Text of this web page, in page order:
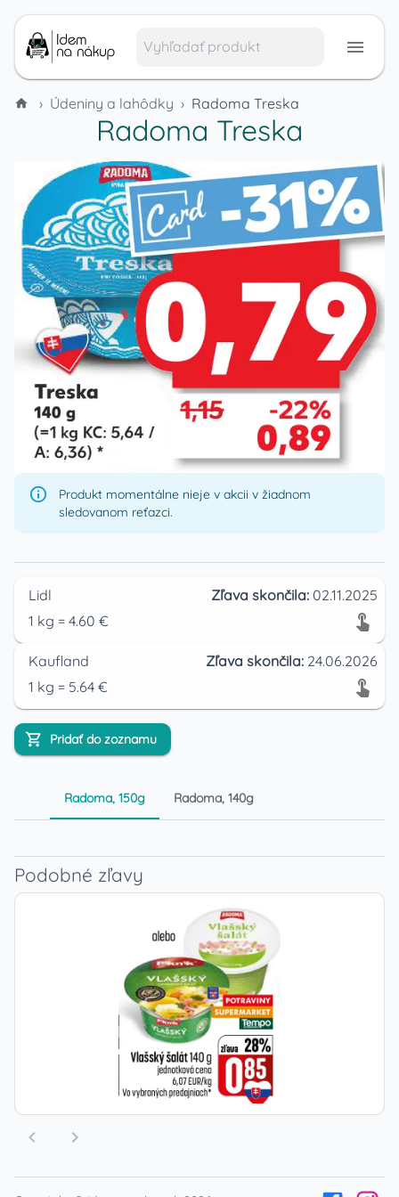
› Údeniny a lahôdky › Radoma Treska
Radoma Treska
Produkt momentálne nieje v akcii v žiadnom
sledovanom reťazci.
Lidl Zľava skončila: 02.11.2025
1 kg = 4.60 €
Kaufland Zľava skončila: 24.06.2026
1 kg = 5.64 €
Pridať do zoznamu
Radoma, 150g Radoma, 140g
Podobné zľavy